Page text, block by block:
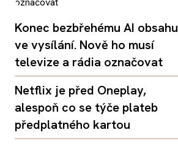
Konec bezbřehému AI obsahu
ve vysílání. Nově ho musí
televize a rádia označovat
Netflix je před Oneplay,
alespoň co se týče plateb
předplatného kartou